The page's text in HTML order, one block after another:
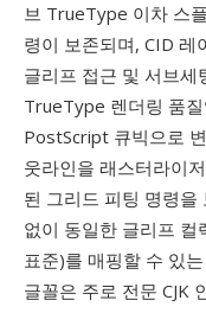
브 TrueType 이차 스
령이 보존되며, CID 레
글리프 접근 및 서브세
TrueType 렌더링 품
PostScript 큐빅으로
웃라인을 래스터라이
된 그리드 피팅 명령을
없이 동일한 글리프
표준)를 매핑할 수 있
글꼴은 주로 전문 CJK